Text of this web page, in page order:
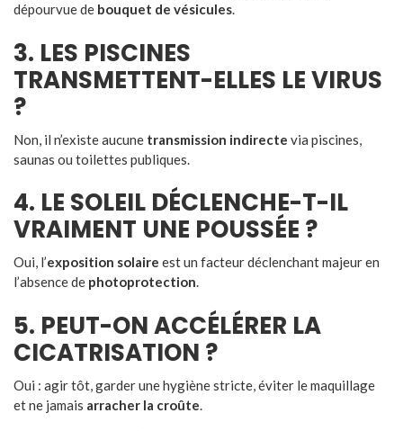
dépourvue de bouquet de vésicules.
3. LES PISCINES
TRANSMETTENT-ELLES LE VIRUS
?
Non, il n’existe aucune transmission indirecte via piscines,
saunas ou toilettes publiques.
4. LE SOLEIL DÉCLENCHE-T-IL
VRAIMENT UNE POUSSÉE ?
Oui, l’exposition solaire est un facteur déclenchant majeur en
l’absence de photoprotection.
5. PEUT-ON ACCÉLÉRER LA
CICATRISATION ?
Oui : agir tôt, garder une hygiène stricte, éviter le maquillage
et ne jamais arracher la croûte.